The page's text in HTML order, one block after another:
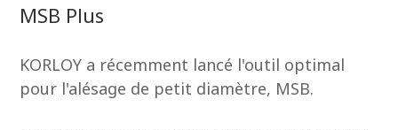
MSB Plus
KORLOY a récemment lancé l'outil optimal
pour l'alésage de petit diamètre, MSB.